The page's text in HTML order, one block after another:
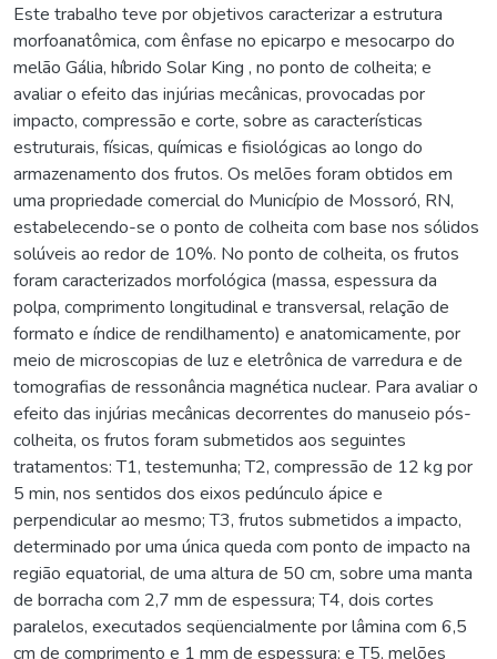
Este trabalho teve por objetivos caracterizar a estrutura
morfoanatômica, com ênfase no epicarpo e mesocarpo do
melão Gália, híbrido Solar King , no ponto de colheita; e
avaliar o efeito das injúrias mecânicas, provocadas por
impacto, compressão e corte, sobre as características
estruturais, físicas, químicas e fisiológicas ao longo do
armazenamento dos frutos. Os melões foram obtidos em
uma propriedade comercial do Município de Mossoró, RN,
estabelecendo-se o ponto de colheita com base nos sólidos
solúveis ao redor de 10%. No ponto de colheita, os frutos
foram caracterizados morfológica (massa, espessura da
polpa, comprimento longitudinal e transversal, relação de
formato e índice de rendilhamento) e anatomicamente, por
meio de microscopias de luz e eletrônica de varredura e de
tomografias de ressonância magnética nuclear. Para avaliar o
efeito das injúrias mecânicas decorrentes do manuseio pós-
colheita, os frutos foram submetidos aos seguintes
tratamentos: T1, testemunha; T2, compressão de 12 kg por
5 min, nos sentidos dos eixos pedúnculo ápice e
perpendicular ao mesmo; T3, frutos submetidos a impacto,
determinado por uma única queda com ponto de impacto na
região equatorial, de uma altura de 50 cm, sobre uma manta
de borracha com 2,7 mm de espessura; T4, dois cortes
paralelos, executados seqüencialmente por lâmina com 6,5
cm de comprimento e 1 mm de espessura; e T5, melões